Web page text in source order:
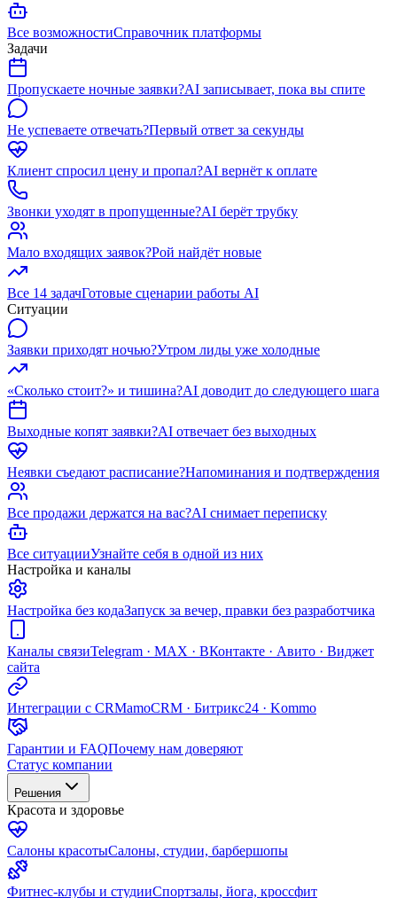
Все возможностиСправочник платформы
Задачи
Пропускаете ночные заявки?AI записывает, пока вы спите
Не успеваете отвечать?Первый ответ за секунды
Клиент спросил цену и пропал?AI вернёт к оплате
Звонки уходят в пропущенные?AI берёт трубку
Мало входящих заявок?Рой найдёт новые
Все 14 задачГотовые сценарии работы AI
Ситуации
Заявки приходят ночью?Утром лиды уже холодные
«Сколько стоит?» и тишина?AI доводит до следующего шага
Выходные копят заявки?AI отвечает без выходных
Неявки съедают расписание?Напоминания и подтверждения
Все продажи держатся на вас?AI снимает переписку
Все ситуацииУзнайте себя в одной из них
Настройка и каналы
Настройка без кодаЗапуск за вечер, правки без разработчика
Каналы связиTelegram · MAX · ВКонтакте · Авито · Виджет
сайта
Интеграции с CRMamoCRM · Битрикс24 · Kommo
Гарантии и FAQПочему нам доверяют
Статус компании
Решения
Красота и здоровье
Салоны красотыСалоны, студии, барбершопы
Фитнес-клубы и студииСпортзалы, йога, кроссфит